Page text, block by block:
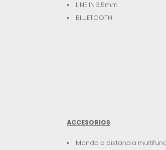
LINE IN 3,5mm
BLUETOOTH
ACCESORIOS
Mando a distancia